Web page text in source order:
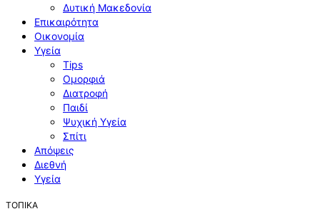
Δυτική Μακεδονία
Επικαιρότητα
Οικονομία
Υγεία
Tips
Ομορφιά
Διατροφή
Παιδί
Ψυχική Υγεία
Σπίτι
Απόψεις
Διεθνή
Υγεία
ΤΟΠΙΚΑ